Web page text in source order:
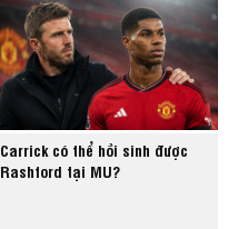
Carrick có thể hồi sinh được
Rashford tại MU?